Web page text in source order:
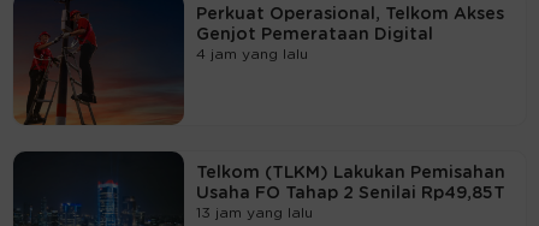
Perkuat Operasional, Telkom Akses
Genjot Pemerataan Digital
4 jam yang lalu
Telkom (TLKM) Lakukan Pemisahan
Usaha FO Tahap 2 Senilai Rp49,85T
13 jam yang lalu